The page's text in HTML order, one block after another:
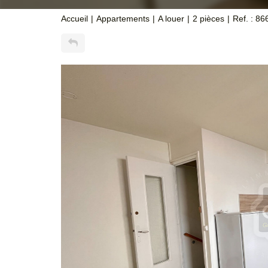
Accueil Appartements A louer 2 pièces Ref. :